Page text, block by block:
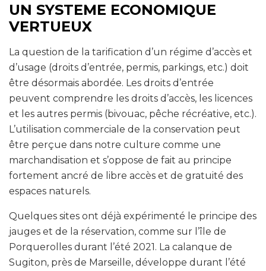
UN SYSTEME ECONOMIQUE
VERTUEUX
La question de la tarification d’un régime d’accès et
d’usage (droits d’entrée, permis, parkings, etc.) doit
être désormais abordée. Les droits d’entrée
peuvent comprendre les droits d’accès, les licences
et les autres permis (bivouac, pêche récréative, etc.).
L’utilisation commerciale de la conservation peut
être perçue dans notre culture comme une
marchandisation et s’oppose de fait au principe
fortement ancré de libre accès et de gratuité des
espaces naturels.
Quelques sites ont déjà expérimenté le principe des
jauges et de la réservation, comme sur l’île de
Porquerolles durant l’été 2021. La calanque de
Sugiton, près de Marseille, développe durant l’été